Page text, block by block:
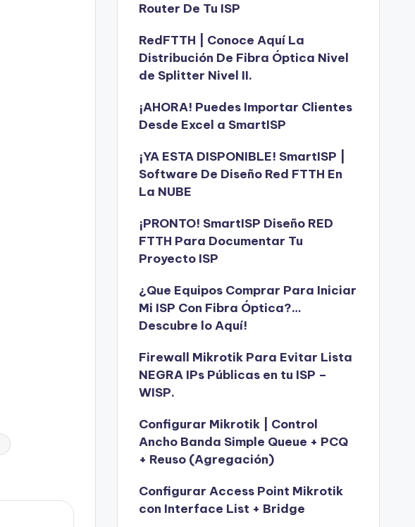
Router De Tu ISP
RedFTTH | Conoce Aquí La
Distribución De Fibra Óptica Nivel
de Splitter Nivel II.
¡AHORA! Puedes Importar Clientes
Desde Excel a SmartISP
¡YA ESTA DISPONIBLE! SmartISP |
Software De Diseño Red FTTH En
La NUBE
¡PRONTO! SmartISP Diseño RED
FTTH Para Documentar Tu
Proyecto ISP
¿Que Equipos Comprar Para Iniciar
Mi ISP Con Fibra Óptica?…
Descubre lo Aquí!
Firewall Mikrotik Para Evitar Lista
NEGRA IPs Públicas en tu ISP –
WISP.
Configurar Mikrotik | Control
Ancho Banda Simple Queue + PCQ
+ Reuso (Agregación)
Configurar Access Point Mikrotik
con Interface List + Bridge